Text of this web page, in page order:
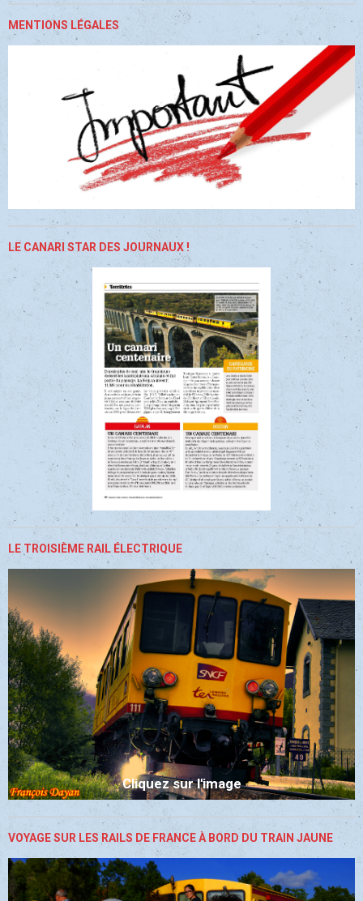
MENTIONS LÉGALES
LE CANARI STAR DES JOURNAUX !
LE TROISIÈME RAIL ÉLECTRIQUE
Cliquez sur l'image
VOYAGE SUR LES RAILS DE FRANCE À BORD DU TRAIN JAUNE